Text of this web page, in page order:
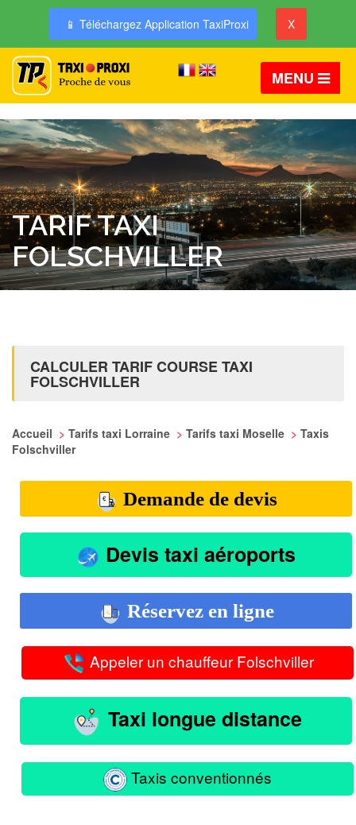
📱 Téléchargez Application TaxiProxi X
MENU
TARIF TAXI
FOLSCHVILLER
CALCULER TARIF COURSE TAXI
FOLSCHVILLER
Accueil > Tarifs taxi Lorraine > Tarifs taxi Moselle > Taxis
Folschviller
Demande de devis
Devis taxi aéroports
Réservez en ligne
Appeler un chauffeur Folschviller
Taxi longue distance
Taxis conventionnés